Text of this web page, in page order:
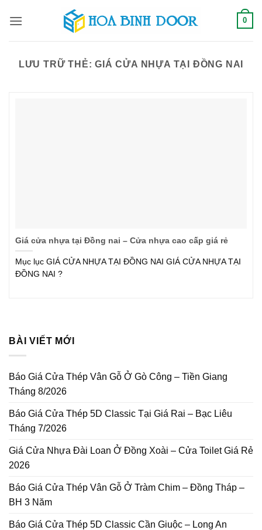
qua
0
LƯU TRỮ THẺ:GIÁ CỬA NHỰA TẠI ĐỒNG NAI
Giá cửa nhựa tại Đồng nai – Cửa nhựa cao cấp giá rẻ
Mục lục GIÁ CỬA NHỰA TẠI ĐỒNG NAI GIÁ CỬA NHỰA TẠI
ĐỒNG NAI ?
BÀI VIẾT MỚI
Báo Giá Cửa Thép Vân Gỗ Ở Gò Công – Tiền Giang
Tháng 8/2026
Báo Giá Cửa Thép 5D Classic Tại Giá Rai – Bạc Liêu
Tháng 7/2026
Giá Cửa Nhựa Đài Loan Ở Đồng Xoài – Cửa Toilet Giá Rẻ
2026
Báo Giá Cửa Thép Vân Gỗ Ở Tràm Chim – Đồng Tháp –
BH 3 Năm
Báo Giá Cửa Thép 5D Classic Cần Giuộc – Long An